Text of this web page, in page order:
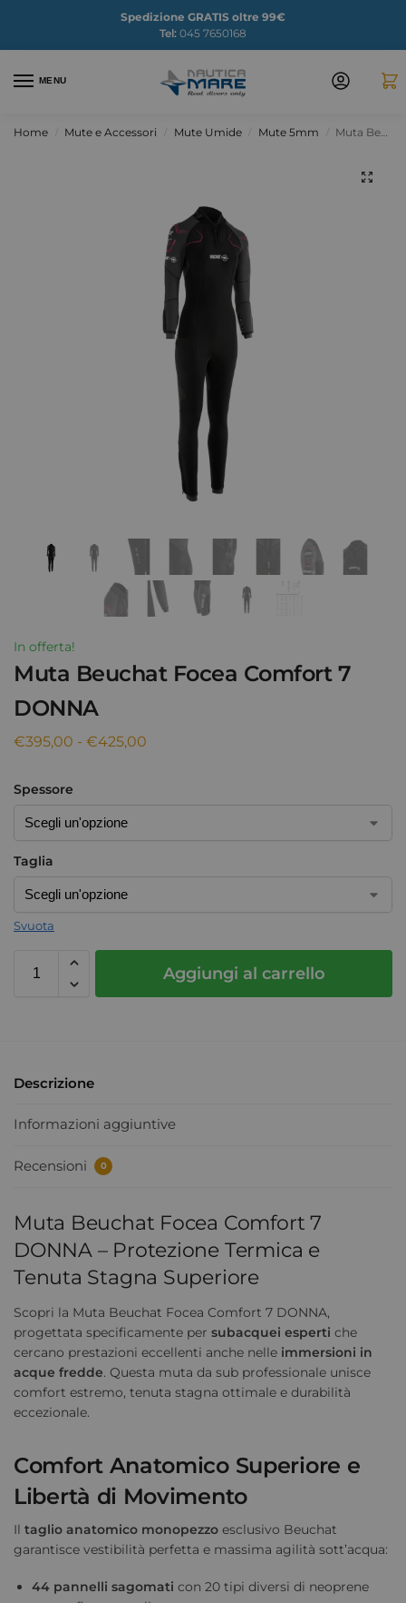
Spedizione GRATIS oltre 99€
Tel: 045 7650168
MENU
Home Mute e Accessori Mute Umide Mute 5mm Muta Beuchat Focea Comfort 7 DONNA
In offerta!
Muta Beuchat Focea Comfort 7
DONNA
€395,00 - €425,00
Spessore
Taglia
Svuota
Aggiungi al carrello
Descrizione
Informazioni aggiuntive
Recensioni 0
Muta Beuchat Focea Comfort 7
DONNA – Protezione Termica e
Tenuta Stagna Superiore
Scopri la Muta Beuchat Focea Comfort 7 DONNA,
progettata specificamente per subacquei esperti che
cercano prestazioni eccellenti anche nelle immersioni in
acque fredde. Questa muta da sub professionale unisce
comfort estremo, tenuta stagna ottimale e durabilità
eccezionale.
Comfort Anatomico Superiore e
Libertà di Movimento
Il taglio anatomico monopezzo esclusivo Beuchat
garantisce vestibilità perfetta e massima agilità sott’acqua:
44 pannelli sagomati con 20 tipi diversi di neoprene